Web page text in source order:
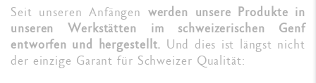
Seit unseren Anfängen werden unsere Produkte in
unseren Werkstätten im schweizerischen Genf
entworfen und hergestellt. Und dies ist längst nicht
der einzige Garant für Schweizer Qualität: